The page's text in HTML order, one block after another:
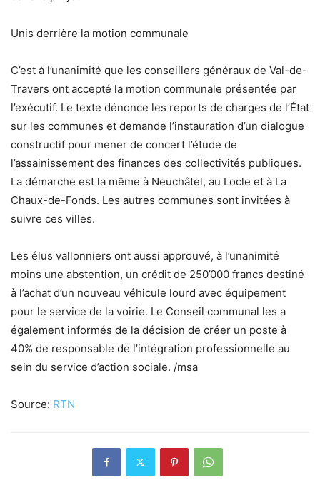
Unis derrière la motion communale
C’est à l’unanimité que les conseillers généraux de Val-de-
Travers ont accepté la motion communale présentée par
l’exécutif. Le texte dénonce les reports de charges de l’État
sur les communes et demande l’instauration d’un dialogue
constructif pour mener de concert l’étude de
l’assainissement des finances des collectivités publiques.
La démarche est la même à Neuchâtel, au Locle et à La
Chaux-de-Fonds. Les autres communes sont invitées à
suivre ces villes.
Les élus vallonniers ont aussi approuvé, à l’unanimité
moins une abstention, un crédit de 250’000 francs destiné
à l’achat d’un nouveau véhicule lourd avec équipement
pour le service de la voirie. Le Conseil communal les a
également informés de la décision de créer un poste à
40% de responsable de l’intégration professionnelle au
sein du service d’action sociale. /msa
Source: RTN